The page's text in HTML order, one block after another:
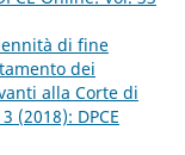
di fine
dei
alla Corte di
(2018): DPCE